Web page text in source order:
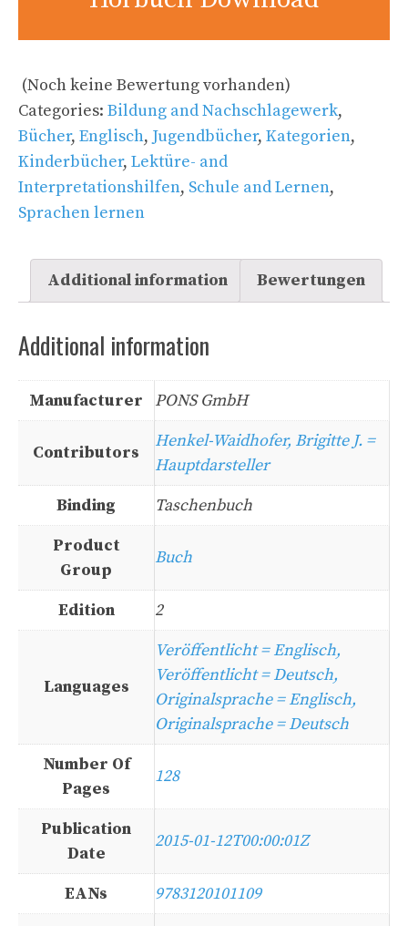
(Noch keine Bewertung vorhanden)
Categories: Bildung and Nachschlagewerk,
Bücher, Englisch, Jugendbücher, Kategorien,
Kinderbücher, Lektüre- and
Interpretationshilfen, Schule and Lernen,
Sprachen lernen
Additional information Bewertungen
Additional information
Manufacturer PONS GmbH
Contributors
Henkel-Waidhofer, Brigitte J. =
Hauptdarsteller
Binding
Taschenbuch
Product
Group
Buch
Edition 2
Languages
Veröffentlicht = Englisch,
Veröffentlicht = Deutsch,
Originalsprache = Englisch,
Originalsprache = Deutsch
Number Of
Pages
128
Publication
Date
2015-01-12T00:00:01Z
EANs
9783120101109